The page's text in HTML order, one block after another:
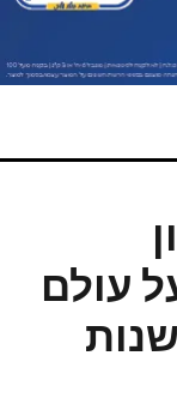
עולם